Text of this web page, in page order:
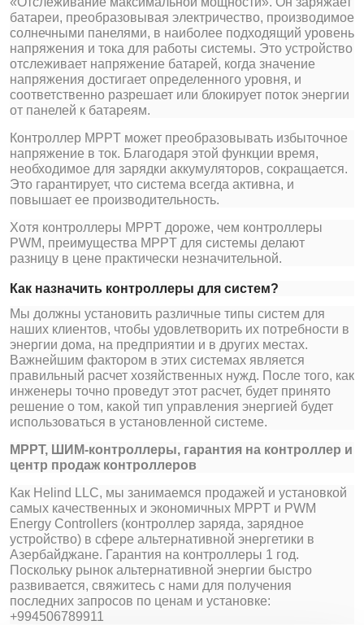
батареи, преобразовывая электричество, производимое
солнечными панелями, в наиболее подходящий уровень
напряжения и тока для работы системы. Это устройство
отслеживает напряжение батарей, когда значение
напряжения достигает определенного уровня, и
соответственно разрешает или блокирует поток энергии
от панелей к батареям.
Контроллер MPPT может преобразовывать избыточное
напряжение в ток. Благодаря этой функции время,
необходимое для зарядки аккумуляторов, сокращается.
Это гарантирует, что система всегда активна, и
повышает ее производительность.
Хотя контроллеры MPPT дороже, чем контроллеры
PWM, преимущества MPPT для системы делают
разницу в цене практически незначительной.
Как назначить контроллеры для систем?
Мы должны установить различные типы систем для
наших клиентов, чтобы удовлетворить их потребности в
энергии дома, на предприятии и в других местах.
Важнейшим фактором в этих системах является
правильный расчет хозяйственных нужд. После того, как
инженеры точно проведут этот расчет, будет принято
решение о том, какой тип управления энергией будет
использоваться в установленной системе.
MPPT, ШИМ-контроллеры, гарантия на контроллер и
центр продаж контроллеров
Как Helind LLC, мы занимаемся продажей и установкой
самых качественных и экономичных MPPT и PWM
Energy Controllers (контроллер заряда, зарядное
устройство) в сфере альтернативной энергетики в
Азербайджане. Гарантия на контроллеры 1 год.
Поскольку рынок альтернативной энергии быстро
развивается, свяжитесь с нами для получения
последних запросов по ценам и установке:
+994506789911